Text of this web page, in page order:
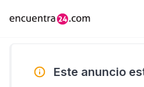
Este anuncio